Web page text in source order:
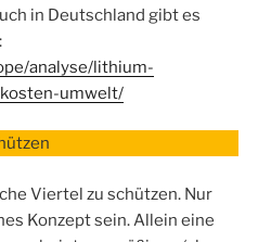
in Deutschland gibt es
analyse/lithium-
umwelt/
Viertel zu schützen. Nur
Konzept sein. Allein eine